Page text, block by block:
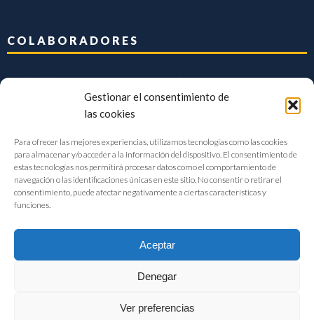
Gestionar el consentimiento de
las cookies
Para ofrecer las mejores experiencias, utilizamos tecnologías como las cookies
para almacenar y/o acceder a la información del dispositivo. El consentimiento de
estas tecnologías nos permitirá procesar datos como el comportamiento de
navegación o las identificaciones únicas en este sitio. No consentir o retirar el
consentimiento, puede afectar negativamente a ciertas características y
funciones.
Aceptar
Denegar
Ver preferencias
COLABORADORES
FIAB Federación Española de Industrias de la Alimentación y Bebidas